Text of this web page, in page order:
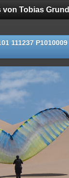
von Tobias
111237